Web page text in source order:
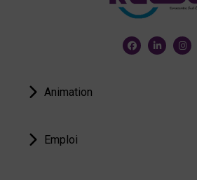
Animation
Emploi